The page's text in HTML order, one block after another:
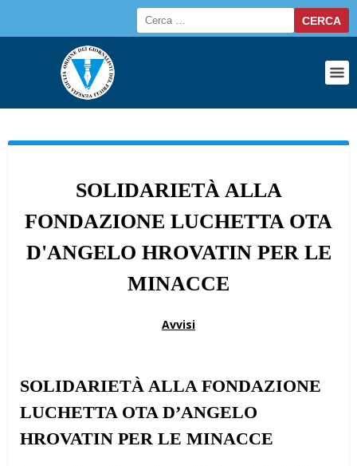
SOLIDARIETÀ ALLA
FONDAZIONE LUCHETTA OTA
D'ANGELO HROVATIN PER LE
MINACCE
Avvisi
SOLIDARIETÀ ALLA FONDAZIONE
LUCHETTA OTA D’ANGELO
HROVATIN PER LE MINACCE